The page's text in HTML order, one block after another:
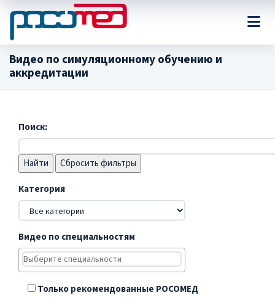
Видео по симуляционному обучению и
аккредитации
Поиск:
Сбросить фильтры
Категория
Видео по специальностям
Только рекомендованные РОСОМЕД